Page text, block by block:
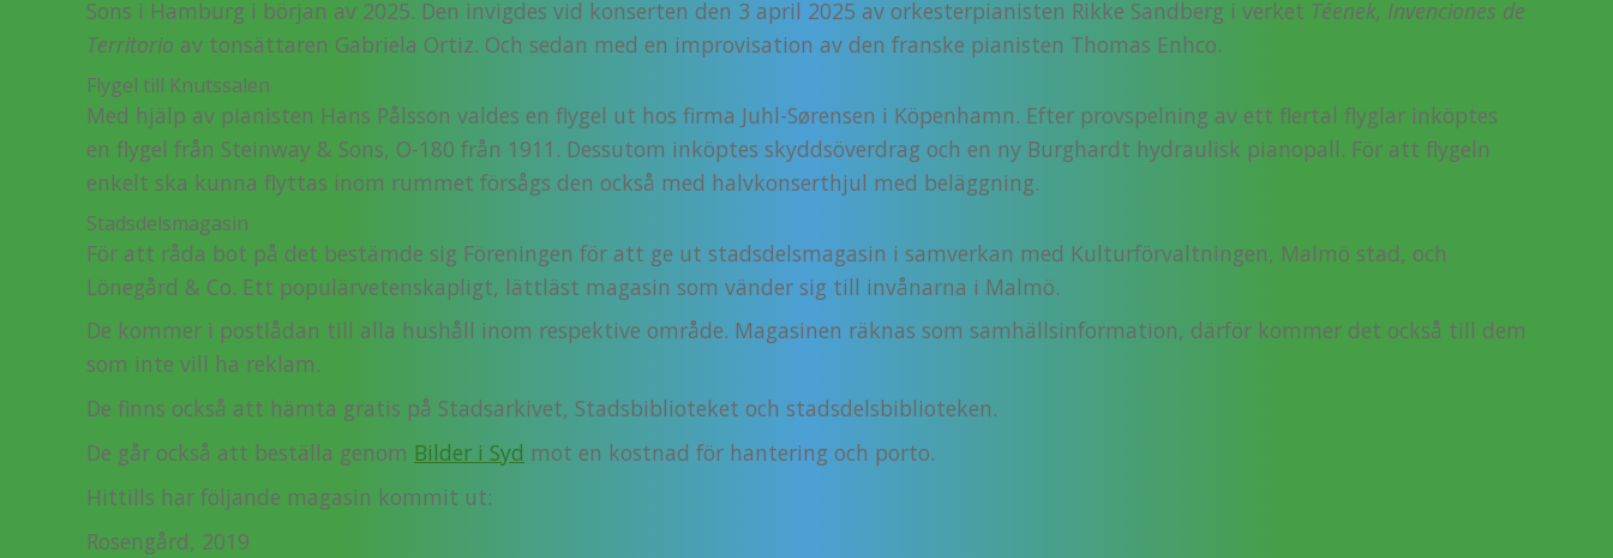
Sons i Hamburg i början av 2025. Den invigdes vid konserten den 3 april 2025 av orkesterpianisten Rikke Sandberg i verket Téenek, Invenciones de
Territorio av tonsättaren Gabriela Ortiz. Och sedan med en improvisation av den franske pianisten Thomas Enhco.
Flygel till Knutssalen
Med hjälp av pianisten Hans Pålsson valdes en flygel ut hos firma Juhl-Sørensen i Köpenhamn. Efter provspelning av ett flertal flyglar inköptes
en flygel från Steinway & Sons, O-180 från 1911. Dessutom inköptes skyddsöverdrag och en ny Burghardt hydraulisk pianopall. För att flygeln
enkelt ska kunna flyttas inom rummet försågs den också med halvkonserthjul med beläggning.
Stadsdelsmagasin
För att råda bot på det bestämde sig Föreningen för att ge ut stadsdelsmagasin i samverkan med Kulturförvaltningen, Malmö stad, och
Lönegård & Co. Ett populärvetenskapligt, lättläst magasin som vänder sig till invånarna i Malmö.
De kommer i postlådan till alla hushåll inom respektive område. Magasinen räknas som samhällsinformation, därför kommer det också till dem
som inte vill ha reklam.
De finns också att hämta gratis på Stadsarkivet, Stadsbiblioteket och stadsdelsbiblioteken.
De går också att beställa genom Bilder i Syd mot en kostnad för hantering och porto.
Hittills har följande magasin kommit ut:
Rosengård, 2019